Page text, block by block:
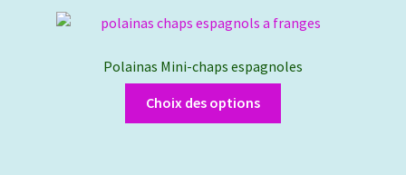
Polainas Mini-chaps espagnoles
Choix des options